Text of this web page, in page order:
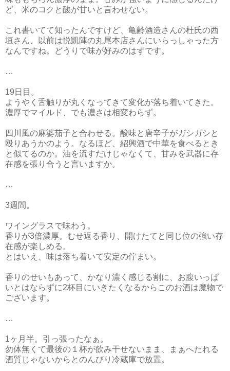
ど、米のコクと酸が甘いと言わせない。
これ書いてて知ったんですけど、亀齢酒造さんの杜氏の西
垣さん、以前は悦凱陣の丸尾本店さんにいらっしゃった方
なんですね。どうりで味が好みのはずです。
…
19日目。
ようやく舌触りが丸くなってきて変化が落ち着いてきた。
濃厚でマイルド、でも濃さは相変わらず。
四川風の麻婆茄子と合わせる。酸味と唐辛子がガシガシと
殴りあうかのよう。なるほど、紹興酒で中華を食べるとき
と似てるのか。油を流すだけじゃなくて、甘みを武器に存
在感を張り合うと言いますか。
…
3週間。
ワイングラスで味わう。
香りが3倍濃厚。むせ返る香り、開けたてと同じ位の強い存
在感が楽しめる。
とはいえ、味は落ち着いて安定の佇まい。
香りのせいもあって、かなり濃く感じる割に、お腹いっぱ
いとはならずに2杯目にいきたくなるからこのお酒は魔物で
ございます。
…
1ヶ月半。引っ張ったなぁ。
勿体無くて最後の１杯が飲み干せないまま、まぁへたれる
酒質じゃないからとのんびり冷蔵庫で放置。